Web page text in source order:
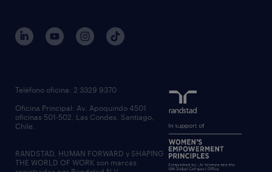
Teléfono oficina: 2 3329 9370
Oficina Principal: Av. Apoquindo 4501
oficinas 501-502, Las Condes, Santiago,
Chile.
RANDSTAD, HUMAN FORWARD y SHAPING
THE WORLD OF WORK son marcas